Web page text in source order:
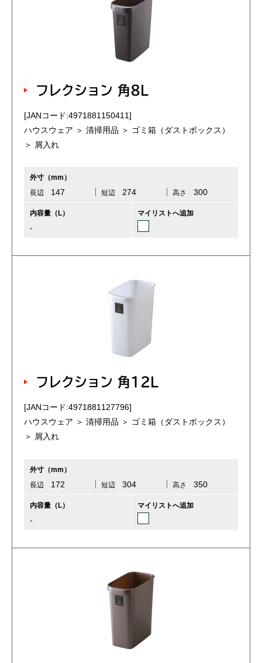
フレクション 角8L
[JANコード:4971881150411]
ハウスウェア ＞ 清掃用品 ＞ ゴミ箱（ダストボックス）
＞ 屑入れ
外寸（mm）
長辺
147 短辺 274 高さ 300
内容量（L）
-
マイリストへ追加
フレクション 角12L
[JANコード:4971881127796]
ハウスウェア ＞ 清掃用品 ＞ ゴミ箱（ダストボックス）
＞ 屑入れ
外寸（mm）
長辺
172 短辺 304 高さ 350
内容量（L）
-
マイリストへ追加